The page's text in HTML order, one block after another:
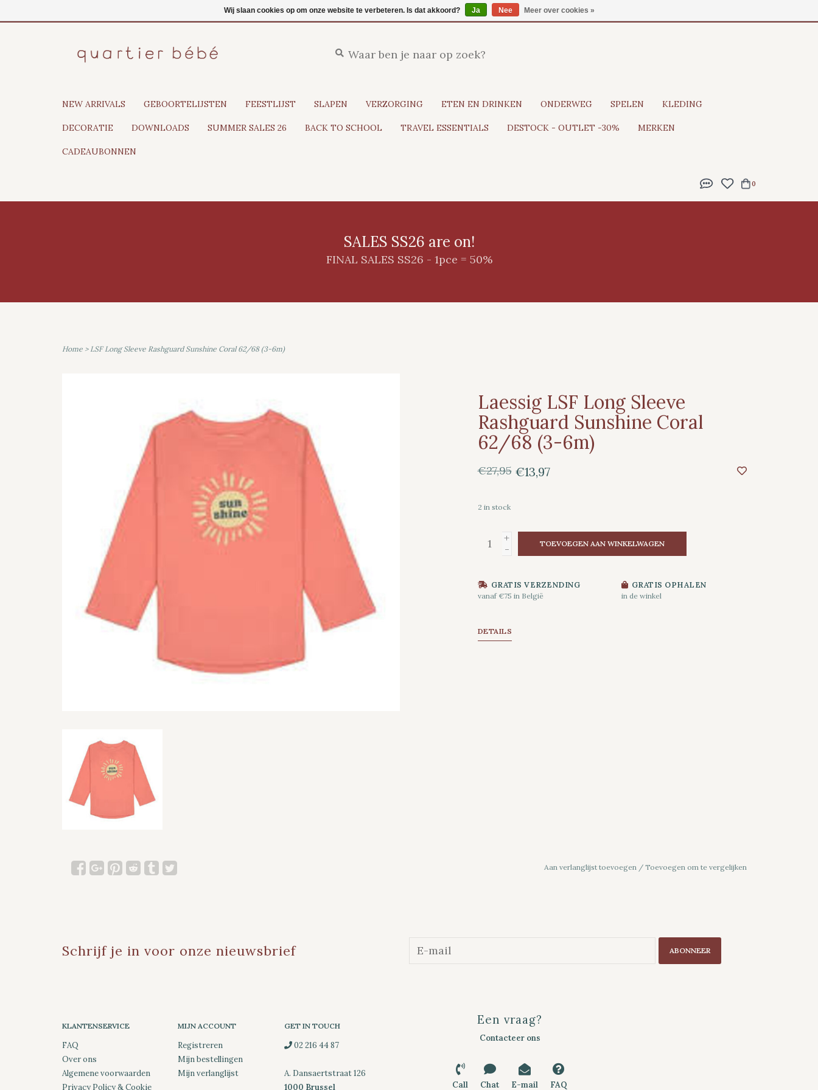
NEW ARRIVALS GEBOORTELIJSTEN FEESTLIJST SLAPEN VERZORGING ETEN EN DRINKEN ONDERWEG SPELEN KLEDING
DECORATIE DOWNLOADS SUMMER SALES 26 BACK TO SCHOOL TRAVEL ESSENTIALS DESTOCK - OUTLET -30% MERKEN
CADEAUBONNEN
0
SALES SS26 are on!
FINAL SALES SS26 - 1pce = 50%
Home > LSF Long Sleeve Rashguard Sunshine Coral 62/68 (3-6m)
Laessig LSF Long Sleeve
Rashguard Sunshine Coral
62/68 (3-6m)
€27,95 €13,97
2 in stock
+
- TOEVOEGEN AAN WINKELWAGEN
GRATIS VERZENDING
vanaf €75 in België
GRATIS OPHALEN
in de winkel
DETAILS
Aan verlanglijst toevoegen / Toevoegen om te vergelijken
Schrijf je in voor onze nieuwsbrief ABONNEER
KLANTENSERVICE
FAQ
Over ons
Algemene voorwaarden
Privacy Policy & Cookie
MIJN ACCOUNT
Registreren
Mijn bestellingen
Mijn verlanglijst
GET IN TOUCH
02 216 44 87
A. Dansaertstraat 126
1000 Brussel
Een vraag?
Contacteer ons
Call Chat E-mail FAQ
Wij slaan cookies op om onze website te verbeteren. Is dat akkoord? Ja Nee Meer over cookies »